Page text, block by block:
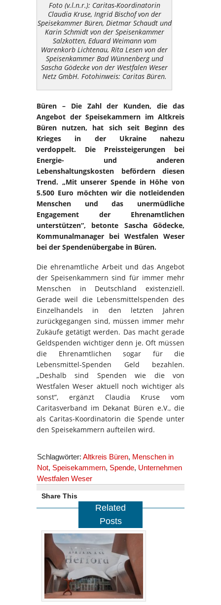
Foto (v.l.n.r.): Caritas-Koordinatorin
Claudia Kruse, Ingrid Bischof von der
Speisekammer Büren, Dietmar Schaudt und
Karin Schmidt von der Speisenkammer
Salzkotten, Eduard Weimann vom
Warenkorb Lichtenau, Rita Lesen von der
Speisenkammer Bad Wünnenberg und
Sascha Gödecke von der Westfalen Weser
Netz GmbH. Fotohinweis: Caritas Büren.
Büren – Die Zahl der Kunden, die das
Angebot der Speisekammern im Altkreis
Büren nutzen, hat sich seit Beginn des
Krieges in der Ukraine nahezu
verdoppelt. Die Preissteigerungen bei
Energie- und anderen
Lebenshaltungskosten befördern diesen
Trend. „Mit unserer Spende in Höhe von
5.500 Euro möchten wir die notleidenden
Menschen und das unermüdliche
Engagement der Ehrenamtlichen
unterstützen“, betonte Sascha Gödecke,
Kommunalmanager bei Westfalen Weser
bei der Spendenübergabe in Büren.
Die ehrenamtliche Arbeit und das Angebot
der Speisenkammern sind für immer mehr
Menschen in Deutschland existenziell.
Gerade weil die Lebensmittelspenden des
Einzelhandels in den letzten Jahren
zurückgegangen sind, müssen immer mehr
Zukäufe getätigt werden. Das macht gerade
Geldspenden wichtiger denn je. Oft müssen
die Ehrenamtlichen sogar für die
Lebensmittel-Spenden Geld bezahlen.
„Deshalb sind Spenden wie die von
Westfalen Weser aktuell noch wichtiger als
sonst“, ergänzt Claudia Kruse vom
Caritasverband im Dekanat Büren e.V., die
als Caritas-Koordinatorin die Spende unter
den Speisekammern aufteilen wird.
Schlagwörter: Altkreis Büren, Menschen in
Not, Speisekammern, Spende, Unternehmen
Westfalen Weser
Share This
Related
Posts